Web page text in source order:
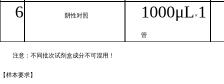
6 阴性对照 1000μL × 1
管
注意：不同批次试剂盒成分不可混用！
【样本要求】